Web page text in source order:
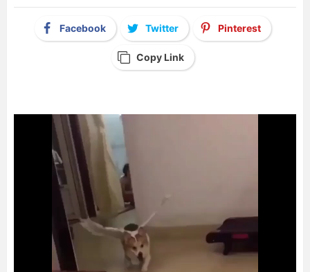
Facebook Twitter Pinterest
Copy Link